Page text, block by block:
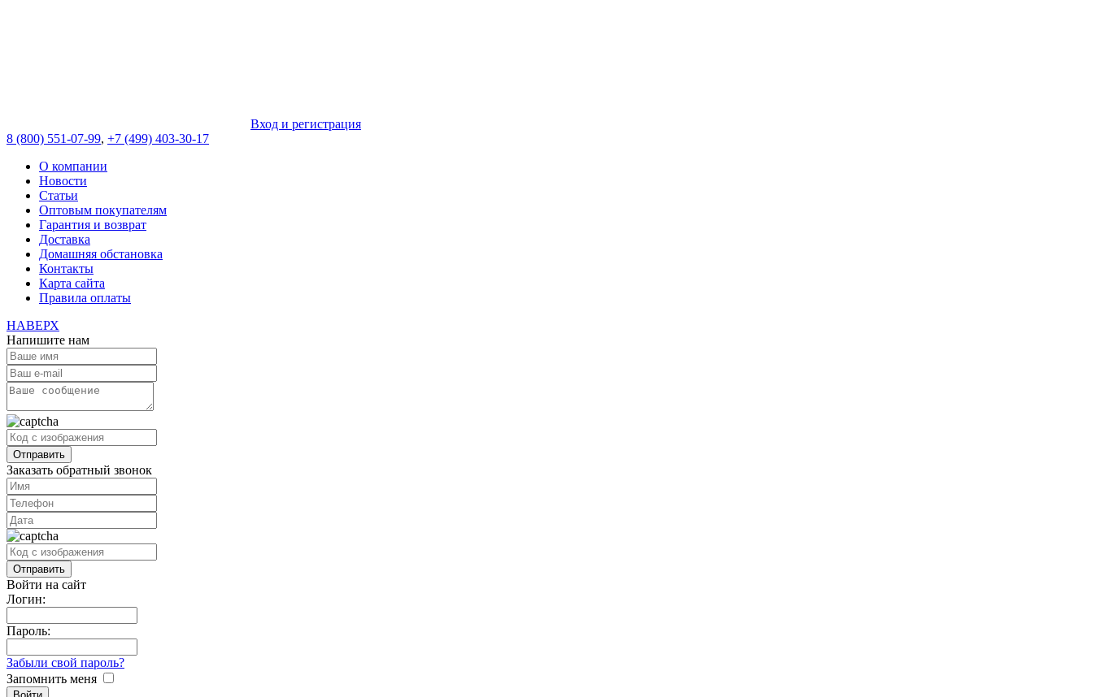
Вход и регистрация
8 (800) 551-07-99, +7 (499) 403-30-17
О компании
Новости
Статьи
Оптовым покупателям
Гарантия и возврат
Доставка
Домашняя обстановка
Контакты
Карта сайта
Правила оплаты
НАВЕРХ
Напишите нам
Заказать обратный звонок
Войти на сайт
Логин:
Пароль:
Забыли свой пароль?
Запомнить меня